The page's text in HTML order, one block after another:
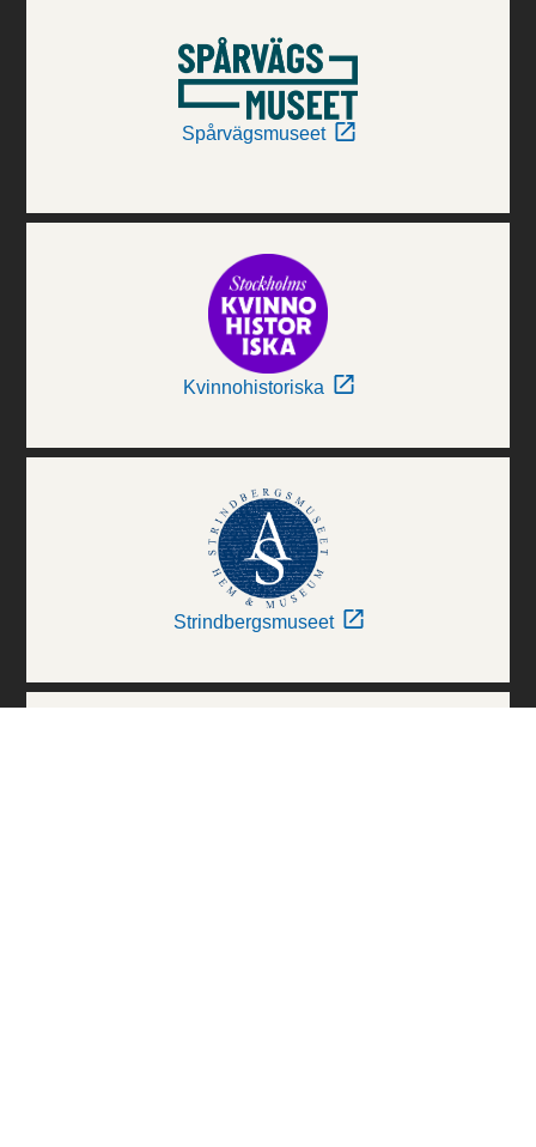
Spårvägsmuseet
Kvinnohistoriska
Strindbergsmuseet